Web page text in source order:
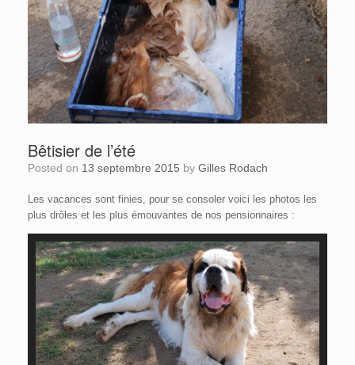
Bêtisier de l’été
Posted on 13 septembre 2015 by Gilles Rodach
Les vacances sont finies, pour se consoler voici les photos les
plus drôles et les plus émouvantes de nos pensionnaires :